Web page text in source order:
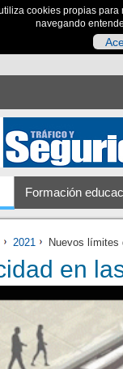
cookies propias
navegando
Formación
2021 Nuevos límites
en